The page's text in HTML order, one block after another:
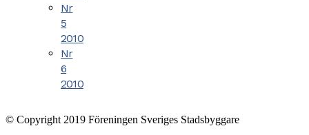
Nr
5
2010
Nr
6
2010
© Copyright 2019 Föreningen Sveriges Stadsbyggare